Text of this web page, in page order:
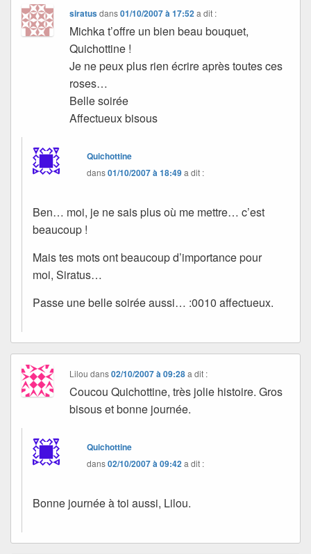
siratusdans01/10/2007 à 17:52 a dit :
Michka t’offre un bien beau bouquet,
Quichottine !
Je ne peux plus rien écrire après toutes ces
roses…
Belle soirée
Affectueux bisous
Quichottine
dans01/10/2007 à 18:49a dit :
Ben… moi, je ne sais plus où me mettre… c’est
beaucoup !
Mais tes mots ont beaucoup d’importance pour
moi, Siratus…
Passe une belle soirée aussi… :0010 affectueux.
Lilou dans02/10/2007 à 09:28 a dit :
Coucou Quichottine, très jolie histoire. Gros
bisous et bonne journée.
Quichottine
dans02/10/2007 à 09:42a dit :
Bonne journée à toi aussi, Lilou.